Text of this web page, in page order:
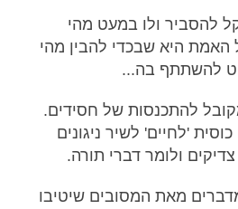
להסביר ולו במעט מהי
האמת היא שבכדי להבין מהי
להשתתף בה...
להתכנסות של חסידים.
'לחיים' לשיר ניגונים
ולומר דברי תורה.
מאת המסובים שיטיבו